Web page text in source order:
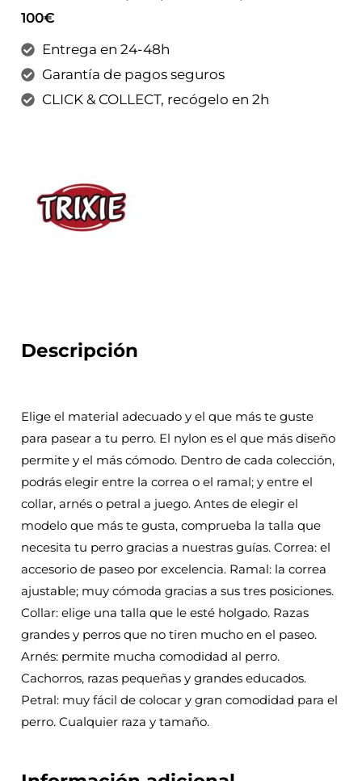
100€
Entrega en 24-48h
Garantía de pagos seguros
CLICK & COLLECT, recógelo en 2h
Descripción
Elige el material adecuado y el que más te guste
para pasear a tu perro. El nylon es el que más diseño
permite y el más cómodo. Dentro de cada colección,
podrás elegir entre la correa o el ramal; y entre el
collar, arnés o petral a juego. Antes de elegir el
modelo que más te gusta, comprueba la talla que
necesita tu perro gracias a nuestras guías. Correa: el
accesorio de paseo por excelencia. Ramal: la correa
ajustable; muy cómoda gracias a sus tres posiciones.
Collar: elige una talla que le esté holgado. Razas
grandes y perros que no tiren mucho en el paseo.
Arnés: permite mucha comodidad al perro.
Cachorros, razas pequeñas y grandes educados.
Petral: muy fácil de colocar y gran comodidad para el
perro. Cualquier raza y tamaño.